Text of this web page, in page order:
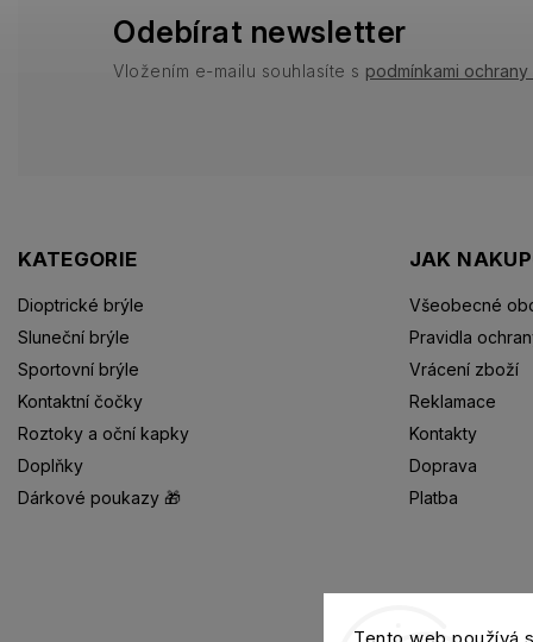
KATEGORIE
Dioptrické brýle
Sluneční brýle
Sportovní brýle
Kontaktní čočky
Roztoky a oční kapky
Doplňky
Dárkové poukazy 🎁
JAK
Všeobecné
Pravidla
Vrácení zboží
Reklamace
Kontakty
Doprava
Platba
Odebírat newsletter
Vložením e-mailu souhlasíte s podmínkami